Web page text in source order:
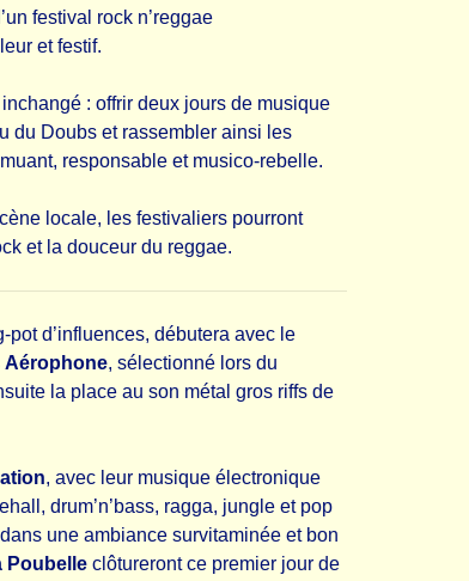
festival rock n’reggae
et festif.
: offrir deux jours de musique
du Doubs et rassembler ainsi les
responsable et musico-rebelle.
locale, les festivaliers pourront
et la douceur du reggae.
d’influences, débutera avec le
Aérophone, sélectionné lors du
la place au son métal gros riffs de
, avec leur musique électronique
drum’n’bass, ragga, jungle et pop
une ambiance survitaminée et bon
Poubelle clôtureront ce premier jour de